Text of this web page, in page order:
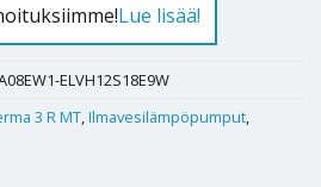
Lue lisää!
ELVH12S18E9W
3 R MT Ilmavesilämpöpumput